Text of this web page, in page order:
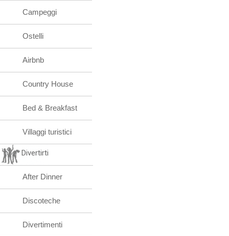
Campeggi
Ostelli
Airbnb
Country House
Bed & Breakfast
Villaggi turistici
Divertirti
After Dinner
Discoteche
Divertimenti